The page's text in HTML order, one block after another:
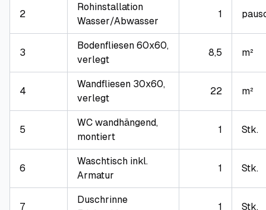
2
Rohinstallation
Wasser/Abwasser
1
3
Bodenfliesen 60x60,
verlegt
8,5 m²
4
Wandfliesen 30x60,
verlegt
22 m²
5
WC wandhängend,
montiert
1 Stk.
6
Waschtisch inkl.
Armatur
1 Stk.
7
Duschrinne
1 Stk.